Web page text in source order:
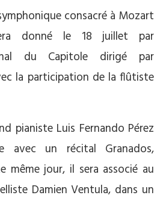
consacré à Mozart
donné le 18 juillet par
du Capitole dirigé par
la participation de la flûtiste
pianiste Luis Fernando Pérez
avec un récital Granados,
même jour, il sera associé au
Damien Ventula, dans un